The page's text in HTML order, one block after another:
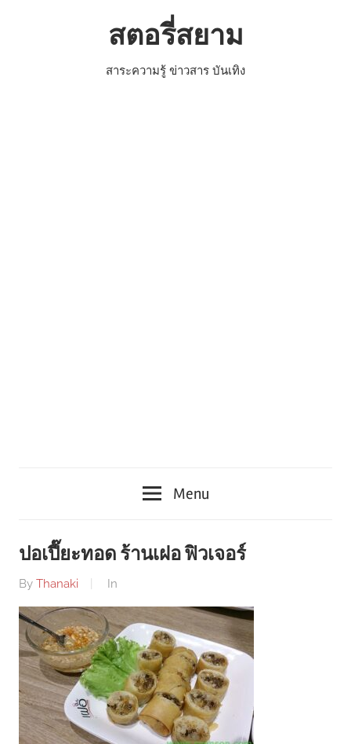
สตอรี่สยาม
สาระความรู้ ข่าวสาร บันเทิง
Menu
ปอเปี๊ยะทอด ร้านเฝอ ฟิวเจอร์
By Thanaki In